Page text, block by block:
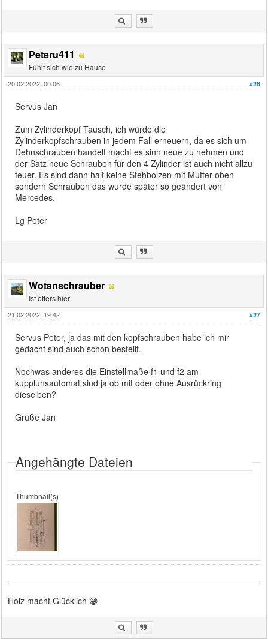
Peteru411
Fühlt sich wie zu Hause
#26
20.02.2022, 00:06
Servus Jan
Zum Zylinderkopf Tausch, ich würde die
Zylinderkopfschrauben in jedem Fall erneuern, da es sich um
Dehnschrauben handelt macht es sinn neue zu nehmen und
der Satz neue Schrauben für den 4 Zylinder ist auch nicht allzu
teuer. Es sind dann halt keine Stehbolzen mit Mutter oben
sondern Schrauben das wurde später so geändert von
Mercedes.
Lg Peter
Wotanschrauber
Ist öfters hier
#27
21.02.2022, 19:42
Servus Peter, ja das mit den kopfschrauben habe ich mir
gedacht sind auch schon bestellt.
Nochwas anderes die Einstellmaße f1 und f2 am
kupplunsautomat sind ja ob mit oder ohne Ausrückring
dieselben?
Grüße Jan
Angehängte Dateien
Thumbnail(s)
Holz macht Glücklich 😁